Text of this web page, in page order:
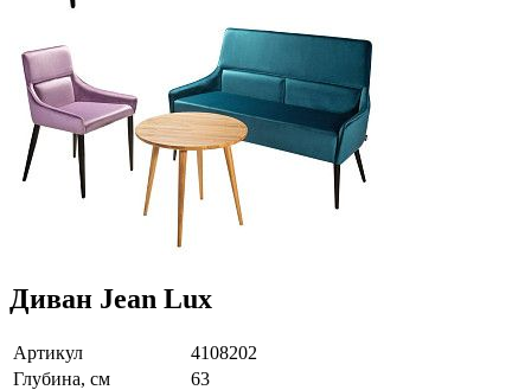
Диван Jean Lux
Артикул
4108202
Глубина, см
63